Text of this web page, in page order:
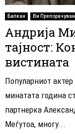
Балкан Ви
Андрија
тајност:
вистината
Популарниот
минатата година
партнерка
Меѓутоа, многу...